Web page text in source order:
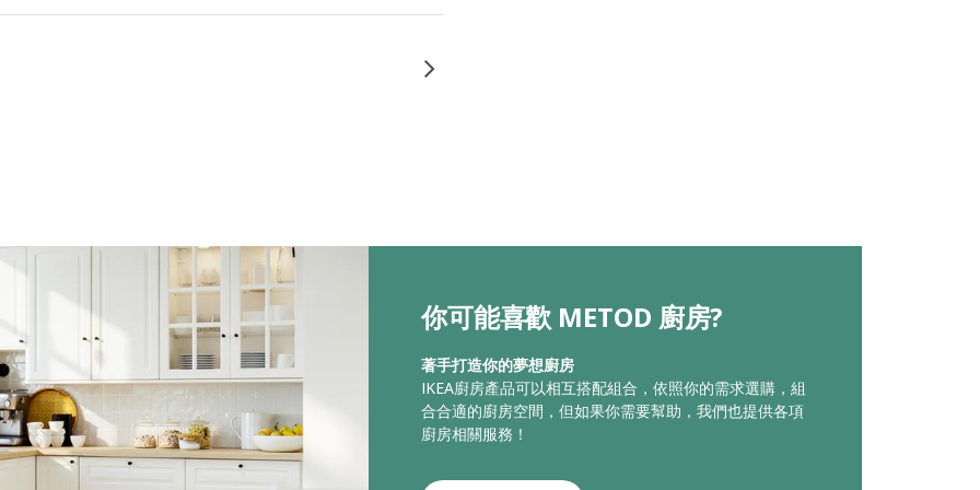
你可能喜歡 METOD 廚房?
著手打造你的夢想廚房
IKEA廚房產品可以相互搭配組合，依照你的需求選購，組
合合適的廚房空間，但如果你需要幫助，我們也提供各項
廚房相關服務！